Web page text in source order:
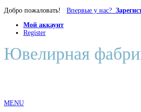
Добро пожаловать! Впервые у нас?
Мой аккаунт
Register
Ювелирная
MENU